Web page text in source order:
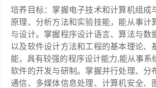
培养目标：掌握电子技术和计算机组成
原理、分析方法和实验技能，能从事计
与设计。掌握程序设计语言、算法与数
以及软件设计方法和工程的基本理论、
能，具有较强的程序设计能力,能从事系
软件的开发与研制。掌握并行处理、分
通信、多媒体信息处理、计算机安全、